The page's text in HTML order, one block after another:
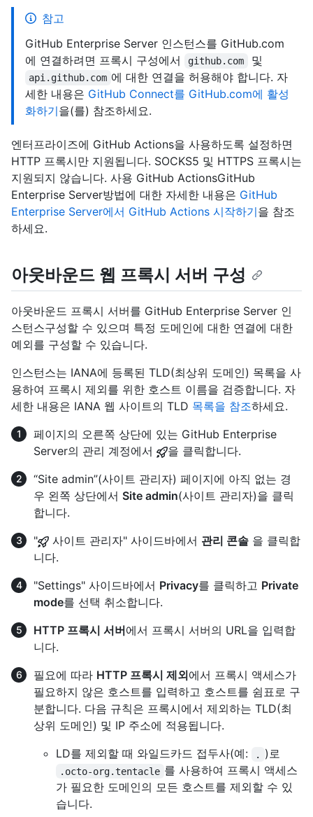
참고
GitHub Enterprise Server 인스턴스를 GitHub.com
에 연결하려면 프록시 구성에서
github.com 및
api.github.com 에 대한 연결을 허용해야 합니다. 자
세한 내용은 GitHub Connect를 GitHub.com에 활성
화하기을(를) 참조하세요.
엔터프라이즈에 GitHub Actions을 사용하도록 설정하면
HTTP 프록시만 지원됩니다. SOCKS5 및 HTTPS 프록시는
지원되지 않습니다. 사용 GitHub ActionsGitHub
Enterprise Server방법에 대한 자세한 내용은 GitHub
Enterprise Server에서 GitHub Actions 시작하기을 참조
하세요.
아웃바운드 웹 프록시 서버 구성
아웃바운드 프록시 서버를 GitHub Enterprise Server 인
스턴스구성할 수 있으며 특정 도메인에 대한 연결에 대한
예외를 구성할 수 있습니다.
인스턴스는 IANA에 등록된 TLD(최상위 도메인) 목록을 사
용하여 프록시 제외를 위한 호스트 이름을 검증합니다. 자
세한 내용은 IANA 웹 사이트의 TLD 목록을 참조하세요.
페이지의 오른쪽 상단에 있는 GitHub Enterprise
Server의 관리 계정에서
을 클릭합니다.
“Site admin”(사이트 관리자) 페이지에 아직 없는 경
우 왼쪽 상단에서 Site admin(사이트 관리자)을 클릭
합니다.
"
사이트 관리자" 사이드바에서 관리 콘솔 을 클릭합
니다.
"Settings" 사이드바에서 Privacy를 클릭하고 Private
mode를 선택 취소합니다.
HTTP 프록시 서버에서 프록시 서버의 URL을 입력합
니다.
필요에 따라 HTTP 프록시 제외에서 프록시 액세스가
필요하지 않은 호스트를 입력하고 호스트를 쉼표로 구
분합니다. 다음 규칙은 프록시에서 제외하는 TLD(최
상위 도메인) 및 IP 주소에 적용됩니다.
LD를 제외할 때 와일드카드 접두사(예:
. )로
.octo-org.tentacle 를 사용하여 프록시 액세스
가 필요한 도메인의 모든 호스트를 제외할 수 있
습니다.